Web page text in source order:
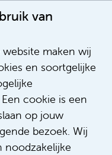
van
maken wij
en soortgelijke
cookie is een
op jouw
bezoek. Wij
noodzakelijke